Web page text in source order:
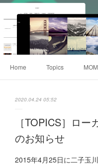
Home Topics
2020.04.24 05:52
［TOPICS］ロ
のお知らせ
2015年4月25日に二子玉